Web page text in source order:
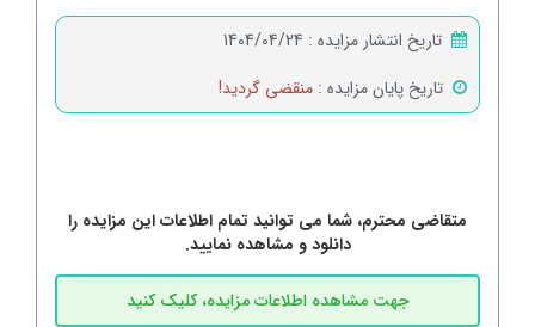
تاریخ انتشار مزایده : 1404/04/24
تاریخ پایان مزایده : منقضی گردید!
متقاضی محترم، شما می توانید تمام اطلاعات این مزایده را
دانلود و مشاهده نمایید.